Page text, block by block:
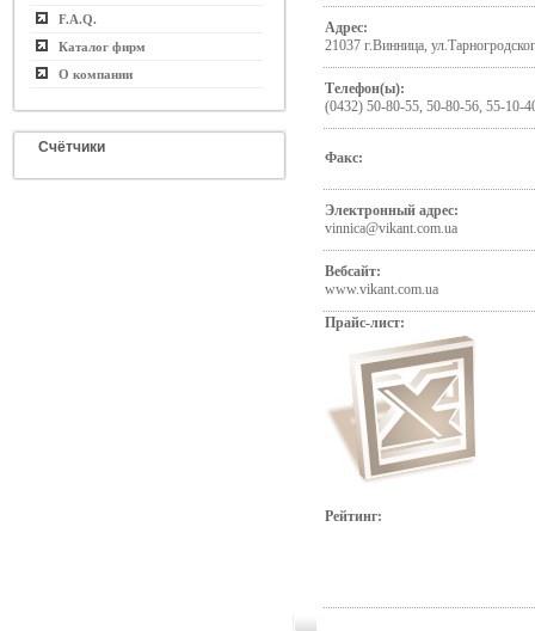
F.A.Q.
Каталог фирм
О компании
Счётчики
Адрес:
21037 г.Винница,
Телефон(ы):
(0432) 50-80-55, 50-80-56, 55-10-
Факс:
Электронный адрес:
vinnica@vikant.com.ua
Вебсайт:
www.vikant.com.ua
Прайс-лист:
Рейтинг: